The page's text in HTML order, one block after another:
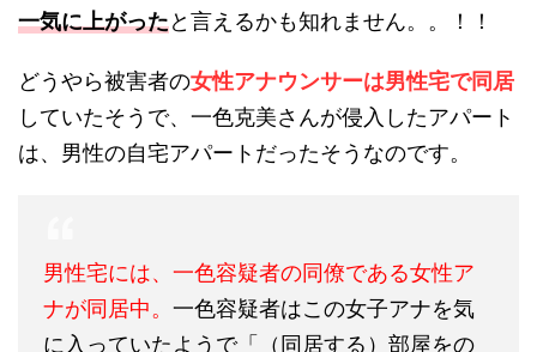
一気に上がったと言えるかも知れません。。！！
どうやら被害者の女性アナウンサーは男性宅で同居
していたそうで、一色克美さんが侵入したアパート
は、男性の自宅アパートだったそうなのです。
男性宅には、一色容疑者の同僚である女性ア
ナが同居中。 一色容疑者はこの女子アナを気
に入っていたようで「（同居する）部屋をの